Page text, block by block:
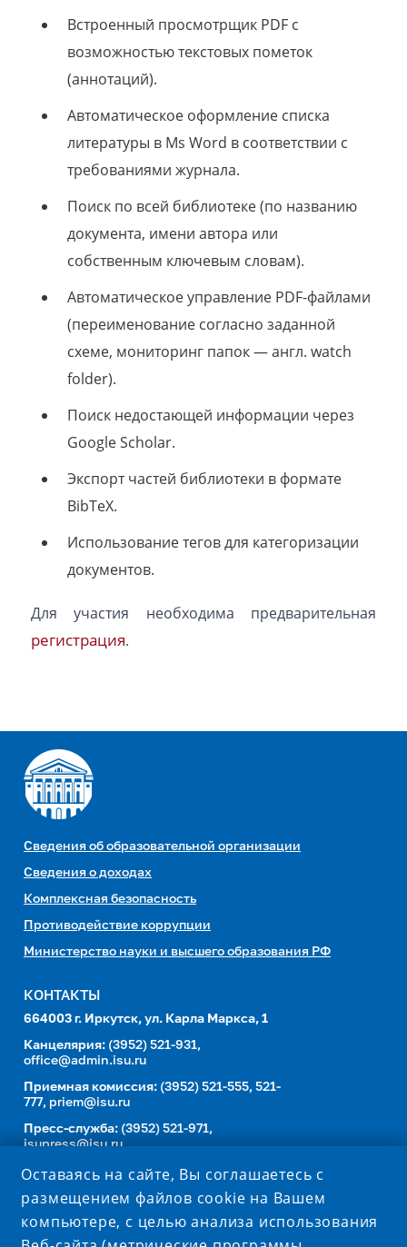
Встроенный просмотрщик PDF с
возможностью текстовых пометок
(аннотаций).
Автоматическое оформление списка
литературы в Ms Word в соответствии с
требованиями журнала.
Поиск по всей библиотеке (по названию
документа, имени автора или
собственным ключевым словам).
Автоматическое управление PDF-файлами
(переименование согласно заданной
схеме, мониторинг папок — англ. watch
folder).
Поиск недостающей информации через
Google Scholar.
Экспорт частей библиотеки в формате
BibTeX.
Использование тегов для категоризации
документов.
Для участия необходима предварительная
регистрация.
Сведения об образовательной организации
Сведения о доходах
Комплексная безопасность
Противодействие коррупции
Министерство науки и высшего образования РФ
КОНТАКТЫ
664003 г. Иркутск, ул. Карла Маркса, 1
Канцелярия: (3952) 521-931,
office@admin.isu.ru
Приемная комиссия: (3952) 521-555, 521-
777, priem@isu.ru
Пресс-служба: (3952) 521-971,
isupress@isu.ru
Телефонный справочник
Оставаясь на сайте, Вы соглашаетесь с
размещением файлов cookie на Вашем
компьютере, с целью анализа использования